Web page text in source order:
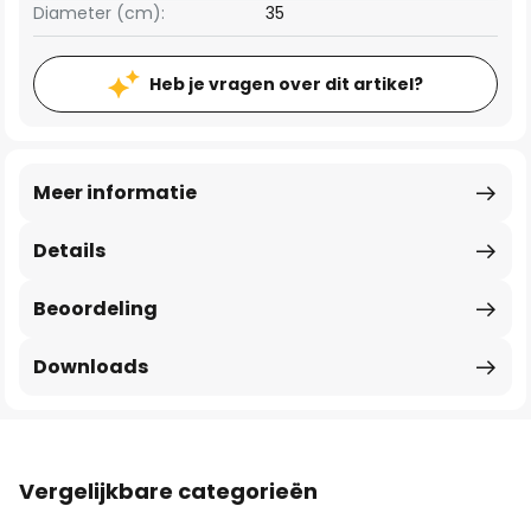
Diameter (cm):
35
Heb je vragen over dit artikel?
Details
Meer informatie
Beoordeling
Downloads
Vergelijkbare categorieën